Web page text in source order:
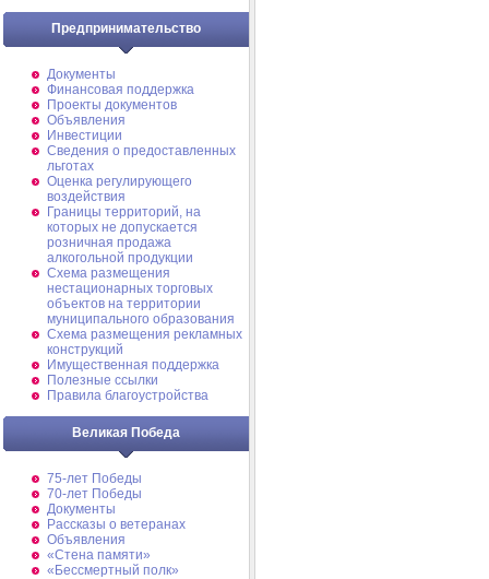
Предпринимательство
Документы
Финансовая поддержка
Проекты документов
Объявления
Инвестиции
Сведения о предоставленных
льготах
Оценка регулирующего
воздействия
Границы территорий, на
которых не допускается
розничная продажа
алкогольной продукции
Схема размещения
нестационарных торговых
объектов на территории
муниципального образования
Схема размещения рекламных
конструкций
Имущественная поддержка
Полезные ссылки
Правила благоустройства
Великая Победа
75-лет Победы
70-лет Победы
Документы
Рассказы о ветеранах
Объявления
«Стена памяти»
«Бессмертный полк»